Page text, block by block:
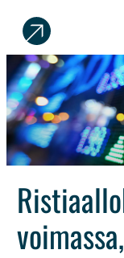
Sijoittaja.fi
Tee
parempia
sijoituspäätöksiä